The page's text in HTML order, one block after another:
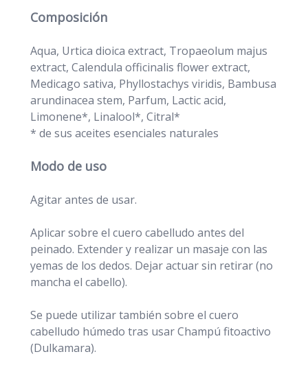
Composición
Aqua, Urtica dioica extract, Tropaeolum majus
extract, Calendula officinalis flower extract,
Medicago sativa, Phyllostachys viridis, Bambusa
arundinacea stem, Parfum, Lactic acid,
Limonene*, Linalool*, Citral*
* de sus aceites esenciales naturales
Modo de uso
Agitar antes de usar.
Aplicar sobre el cuero cabelludo antes del
peinado. Extender y realizar un masaje con las
yemas de los dedos. Dejar actuar sin retirar (no
mancha el cabello).
Se puede utilizar también sobre el cuero
cabelludo húmedo tras usar Champú fitoactivo
(Dulkamara).